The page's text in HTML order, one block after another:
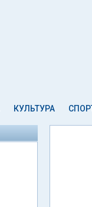
КУЛЬТУРА